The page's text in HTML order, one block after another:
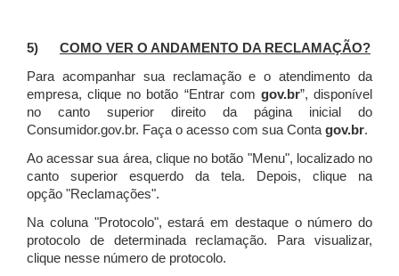
5) COMO VER O ANDAMENTO DA RECLAMAÇÃO?
Para acompanhar sua reclamação e o atendimento da
empresa, clique no botão “Entrar com gov.br”, disponível
no canto superior direito da página inicial do
Consumidor.gov.br. Faça o acesso com sua Contagov.br.
Ao acessar sua área, clique no botão "Menu", localizado no
canto superior esquerdo da tela. Depois, clique na
opção "Reclamações".
Na coluna "Protocolo", estará em destaque o número do
protocolo de determinada reclamação. Para visualizar,
clique nesse número de protocolo.